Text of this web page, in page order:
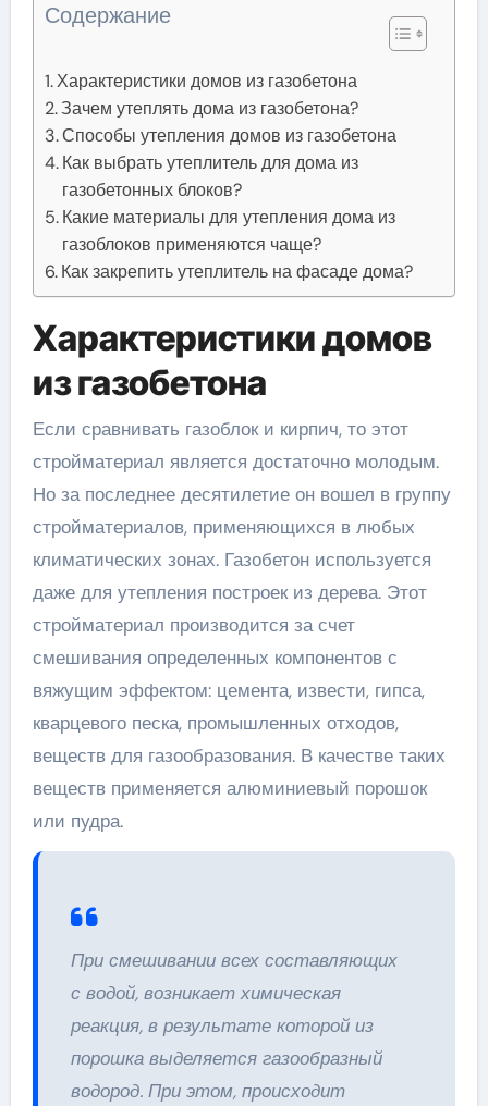
Содержание
Характеристики домов из газобетона
Зачем утеплять дома из газобетона?
Способы утепления домов из газобетона
Как выбрать утеплитель для дома из
газобетонных блоков?
Какие материалы для утепления дома из
газоблоков применяются чаще?
Как закрепить утеплитель на фасаде дома?
Характеристики домов
из газобетона
Если сравнивать газоблок и кирпич, то этот
стройматериал является достаточно молодым.
Но за последнее десятилетие он вошел в группу
стройматериалов, применяющихся в любых
климатических зонах. Газобетон используется
даже для утепления построек из дерева. Этот
стройматериал производится за счет
смешивания определенных компонентов с
вяжущим эффектом: цемента, извести, гипса,
кварцевого песка, промышленных отходов,
веществ для газообразования. В качестве таких
веществ применяется алюминиевый порошок
или пудра.
При смешивании всех составляющих
с водой, возникает химическая
реакция, в результате которой из
порошка выделяется газообразный
водород. При этом, происходит